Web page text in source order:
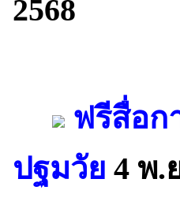
2568
ฟรีสื่อก
ปฐมวัย 4 พ.